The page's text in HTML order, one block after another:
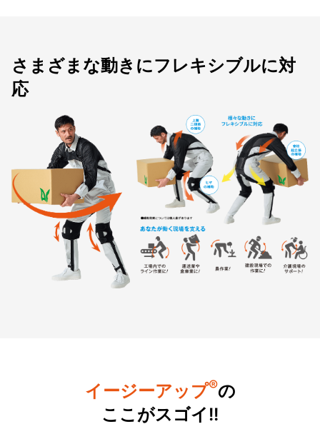
さまざまな動きにフレキシブルに対
応
イージーアップ®の
ここがスゴイ!!